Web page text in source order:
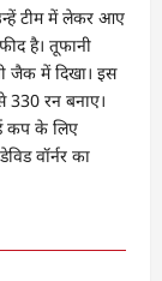
टीम में लेकर आए
है। तूफानी
जैक में दिखा। इस
रन बनाए।
कप के लिए
वॉर्नर का